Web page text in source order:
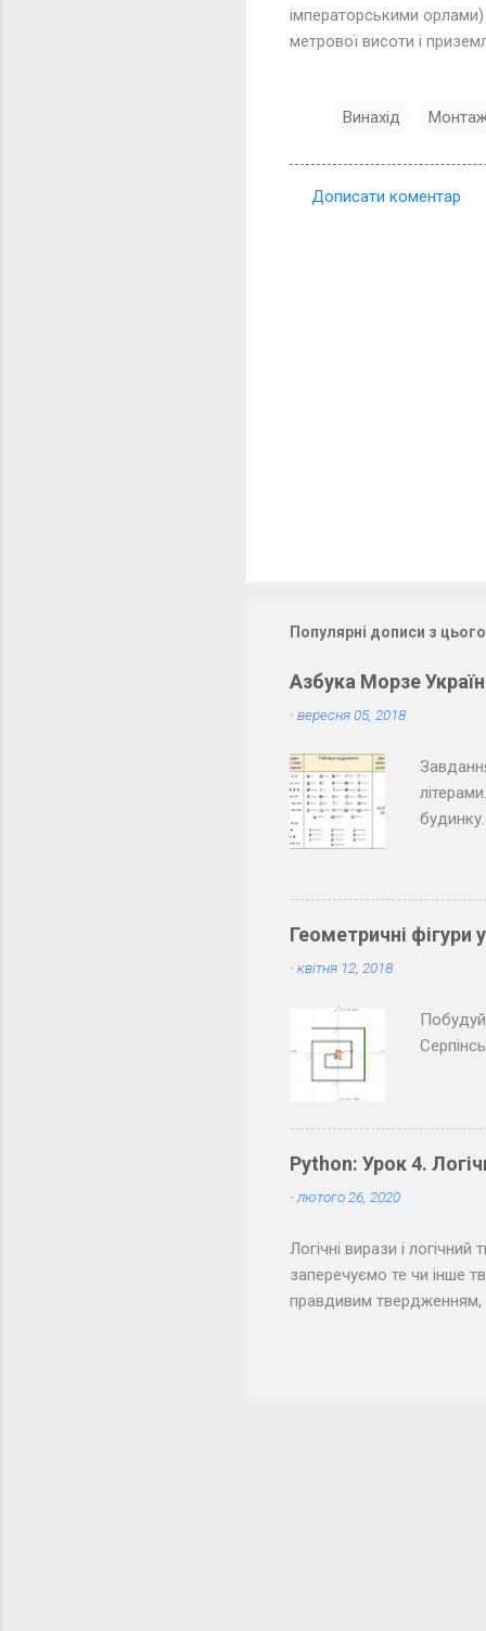
імператорськими
метрової висоти і
Винахід
Дописати коментар
Популярні дописи з
Азбука Морзе
-вересня 05, 2018
класу.
паузи
Геометричні
-квітня 12, 2018
Python: Урок 4.
-лютого 26, 2020
Логічні вирази і
заперечуємо те чи інше
правдивим
(неправда). Подібне
даних. У цього типу
Тільки ці значення
природною мовою